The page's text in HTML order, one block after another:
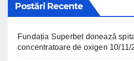
Postări Recente
Fundația Superbet donează
concentratoare de oxigen 10/11/